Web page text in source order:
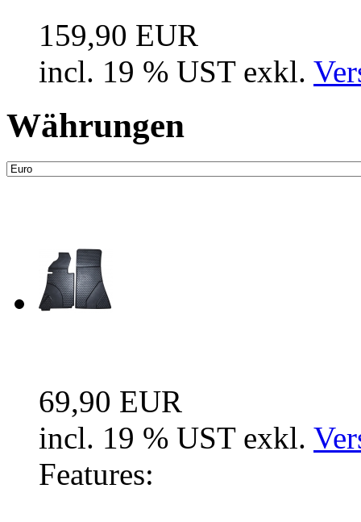
159,90 EUR
incl. 19 % UST exkl.
Währungen
69,90 EUR
incl. 19 % UST exkl.
Features: